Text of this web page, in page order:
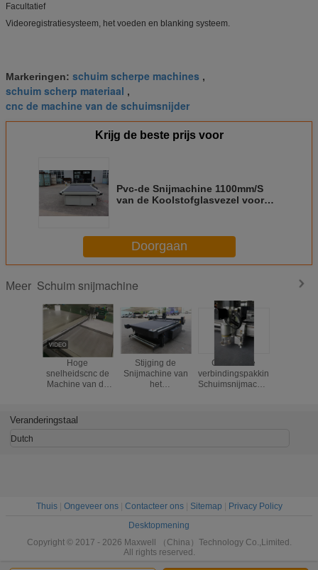
Facultatief
Videoregistratiesysteem, het voeden en blanking systeem.
Markeringen: schuim scherpe machines ,
schuim scherp materiaal ,
cnc de machine van de schuimsnijder
Krijg de beste prijs voor
Pvc-de Snijmachine 1100mm/S
van de Koolstofglasvezel voor
Doorgaan
Meer Schuim snijmachine
Hoge
snelheidscnc de
Machine van de
Scherp
Hulpmiddel
Stijging de
Snijmachine van
het
Cnc van de
verbindingspakking
Schuimsnijmachine/de
Veranderingstaal
Dutch
Thuis| Ongeveer ons| Contacteer ons| Sitemap
Privacy Policy
Desktopmening
Copyright © 2017 - 2026 Maxwell （China）Technology Co.,Limited.
All rights reserved.